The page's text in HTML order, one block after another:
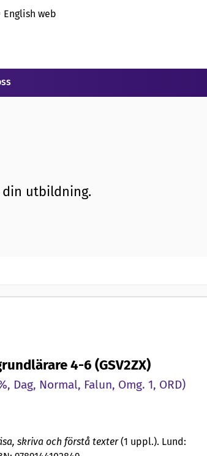
English web
din utbildning.
4-6 (GSV2ZX)
Dag, Normal, Falun, Omg. 1, ORD)
skriva och förstå texter(1 uppl.). Lund: